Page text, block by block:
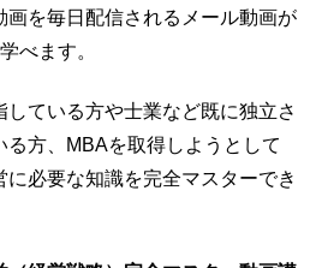
画を毎日配信されるメール動画が
べます。
ている方や士業など既に独立さ
方、MBAを取得しようとして
必要な知識を完全マスターでき